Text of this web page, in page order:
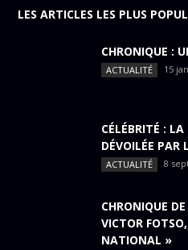
LES ARTICLES LES PLUS
CHRONIQUE :
ACTUALITÉ 15
CÉLÉBRITÉ :
DÉVOILÉE PAR
ACTUALITÉ 8
CHRONIQUE
VICTOR
NATIONAL »